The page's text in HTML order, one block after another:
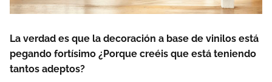
La verdad es que la decoración a base de vinilos está
pegando fortísimo ¿Porque creéis que está teniendo
tantos adeptos?